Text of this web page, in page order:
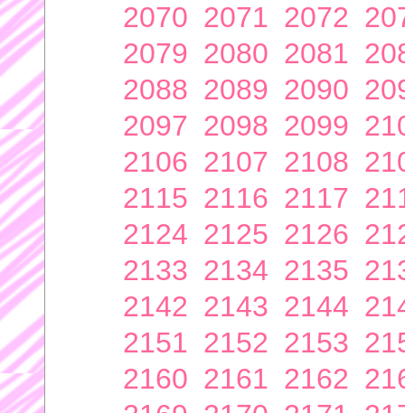
2070 2071 2072
2079 2080 2081
2088 2089 2090
2097 2098 2099
2106 2107 2108
2115 2116 2117
2124 2125 2126
2133 2134 2135
2142 2143 2144
2151 2152 2153
2160 2161 2162